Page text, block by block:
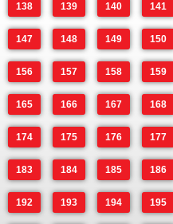
138 139 140 141
147 148 149 150
156 157 158 159
165 166 167 168
174 175 176 177
183 184 185 186
192 193 194 195